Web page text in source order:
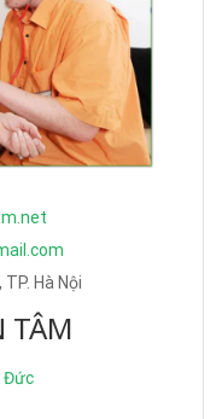
Hà Nội
TÂM
Đức